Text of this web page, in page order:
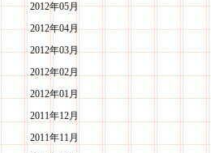
2012年05月
2012年04月
2012年03月
2012年02月
2012年01月
2011年12月
2011年11月